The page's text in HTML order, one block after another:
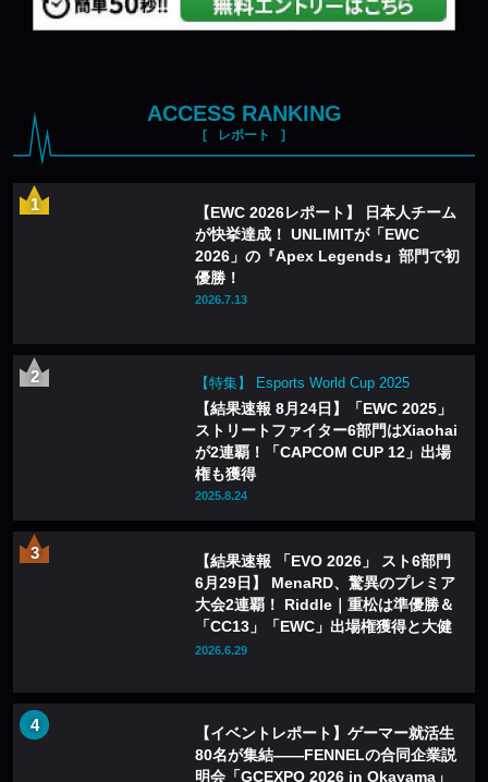
ACCESS RANKING
レポート
【EWC 2026レポート】 日本人チーム
が快挙達成！ UNLIMITが「EWC
2026」の『Apex Legends』部門で初
優勝！
2026.7.13
【特集】 Esports World Cup 2025
【結果速報 8月24日】「EWC 2025」
ストリートファイター6部門はXiaohai
が2連覇！「CAPCOM CUP 12」出場
権も獲得
2025.8.24
【結果速報 「EVO 2026」 スト6部門
6月29日】 MenaRD、驚異のプレミア
大会2連覇！ Riddle｜重松は準優勝＆
「CC13」「EWC」出場権獲得と大健
闘！
2026.6.29
【イベントレポート】ゲーマー就活生
80名が集結——FENNELの合同企業説
明会「GCEXPO 2026 in Okayama」